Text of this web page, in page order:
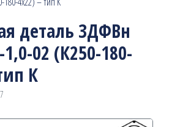
деталь ЗДФВн
02 (К250-180-
К